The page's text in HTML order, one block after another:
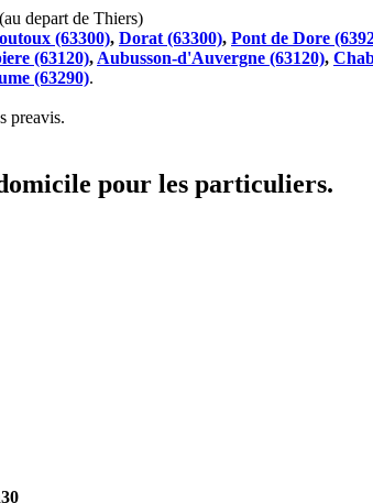
(au depart de Thiers)
(63300), Dorat (63300), Pont de Dore
(63120), Aubusson-d'Auvergne (63120),
(63290).
preavis.
pour les particuliers.